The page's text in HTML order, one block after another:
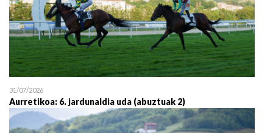
31/07/2026
Aurretikoa: 6. jardunaldia uda (abuztuak 2)